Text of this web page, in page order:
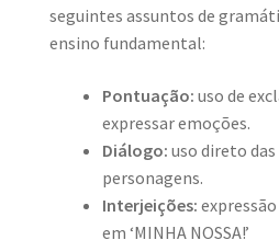
seguintes assuntos de
ensino fundamental:
Pontuação: uso de
expressar emoções.
Diálogo: uso direto
personagens.
Interjeições:
em ‘MINHA NOSSA!’